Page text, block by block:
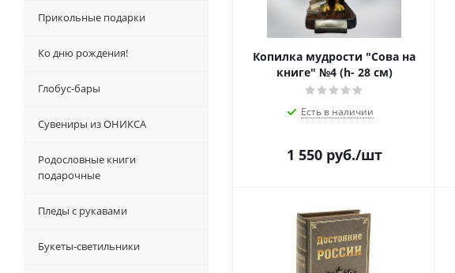
Копилка мудрости "Сова на
книге" №4 (h- 28 см)
Есть в наличии
1 550руб./шт
Прикольные подарки
Ко дню рождения!
Глобус-бары
Сувениры из ОНИКСА
Родословные книги
подарочные
Пледы с рукавами
Букеты-светильники